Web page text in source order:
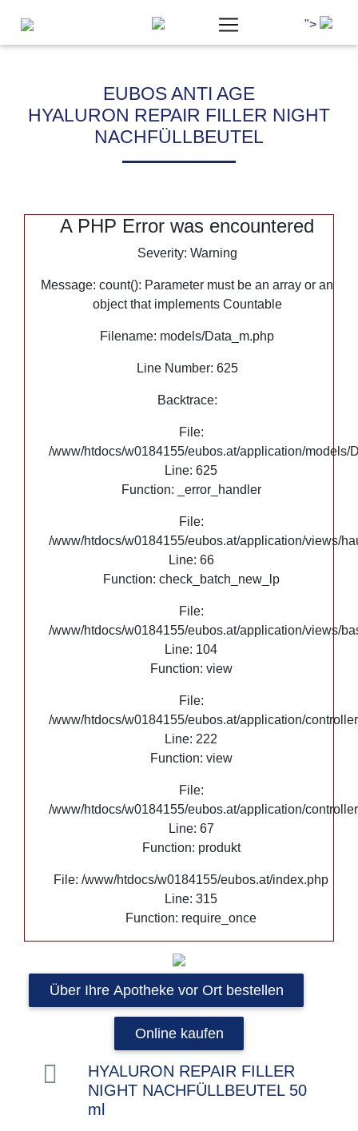
">
EUBOS ANTI AGE
HYALURON REPAIR FILLER NIGHT
NACHFÜLLBEUTEL
A PHP Error was encountered
Severity: Warning
Message: count(): Parameter must be an array or an
object that implements Countable
Filename: models/Data_m.php
Line Number: 625
Backtrace:
File:
/www/htdocs/w0184155/eubos.at/application/models/
Line: 625
Function: _error_handler
File:
/www/htdocs/w0184155/eubos.at/application/views/
Line: 66
Function: check_batch_new_lp
File:
/www/htdocs/w0184155/eubos.at/application/views/
Line: 104
Function: view
File:
/www/htdocs/w0184155/eubos.at/application/
Line: 222
Function: view
File:
/www/htdocs/w0184155/eubos.at/application/
Line: 67
Function: produkt
File: /www/htdocs/w0184155/eubos.at/index.php
Line: 315
Function: require_once
Über Ihre Apotheke vor Ort bestellen
Online kaufen
HYALURON REPAIR FILLER
NIGHT NACHFÜLLBEUTEL 50
ml
Um unsere Webseite für Sie optimal zu gestalten,
erteilen. Mehr dazu erfahren Sie in unseren
Notwendig
Google Maps